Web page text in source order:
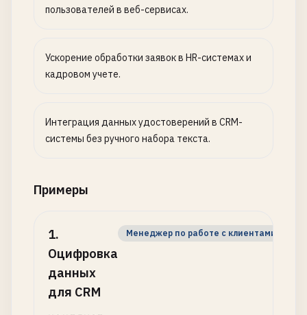
пользователей в веб-сервисах.
Ускорение обработки заявок в HR-системах и
кадровом учете.
Интеграция данных удостоверений в CRM-
системы без ручного набора текста.
Примеры
1.
Оцифровка
данных
для CRM
Менеджер по работе с клиентами